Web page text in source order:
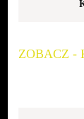
ZOBACZ -